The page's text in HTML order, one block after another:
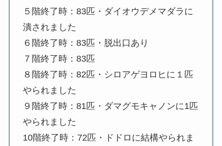
５階終了時：83匹・ダイオウデメマダラに
潰されました
６階終了時：83匹・脱出口あり
７階終了時：83匹
８階終了時：82匹・シロアゲヨロヒに１匹
やられました
９階終了時：81匹・ダマグモキャノンに1匹
やられました
10階終了時：72匹・ドドロに結構やられま